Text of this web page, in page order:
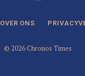
OVER ONS
© 2026 Chronos Times